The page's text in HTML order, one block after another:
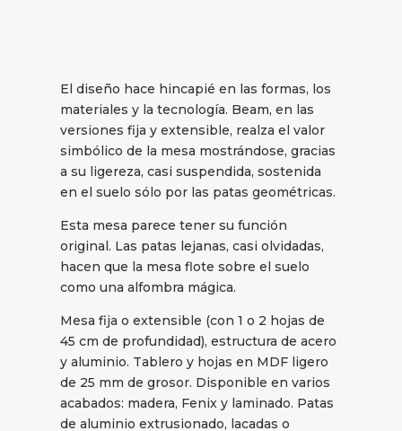
El diseño hace hincapié en las formas, los
materiales y la tecnología. Beam, en las
versiones fija y extensible, realza el valor
simbólico de la mesa mostrándose, gracias
a su ligereza, casi suspendida, sostenida
en el suelo sólo por las patas geométricas.
Esta mesa parece tener su función
original. Las patas lejanas, casi olvidadas,
hacen que la mesa flote sobre el suelo
como una alfombra mágica.
Mesa fija o extensible (con 1 o 2 hojas de
45 cm de profundidad), estructura de acero
y aluminio. Tablero y hojas en MDF ligero
de 25 mm de grosor. Disponible en varios
acabados: madera, Fenix y laminado. Patas
de aluminio extrusionado, lacadas o